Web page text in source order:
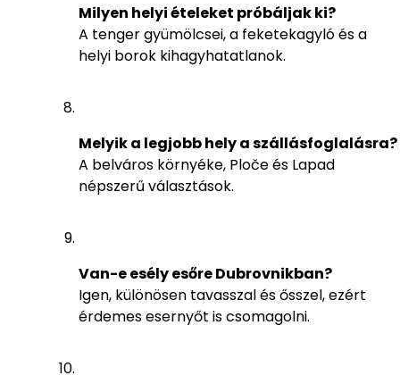
Milyen helyi ételeket próbáljak ki?
A tenger gyümölcsei, a feketekagyló és a
helyi borok kihagyhatatlanok.
Melyik a legjobb hely a szállásfoglalásra?
A belváros környéke, Ploče és Lapad
népszerű választások.
Van-e esély esőre Dubrovnikban?
Igen, különösen tavasszal és ősszel, ezért
érdemes esernyőt is csomagolni.